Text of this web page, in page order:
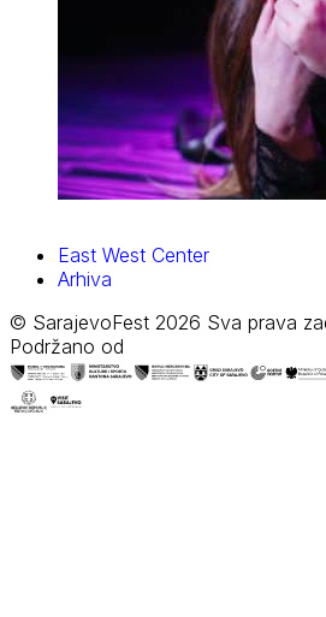
East West Center
Arhiva
© SarajevoFest 2026 Sva prava
Podržano od